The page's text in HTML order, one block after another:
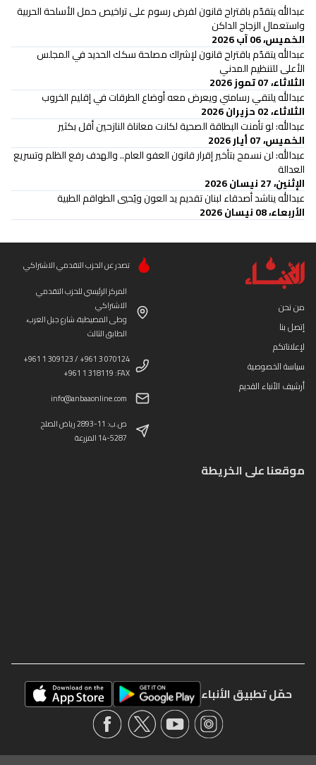
عبدالله يتقدّم باقتراح قانون لفرض رسوم على تراخيص حمل الأسلحة الحربية
واستعمال الزجاج الداكن
الخميس، 06 آب 2026
عبدالله يتقدّم باقتراح قانون لإشراك مصلحة سكك الحديد في المجلس
الأعلى للتنظيم المدني
الثلاثاء، 07 تموز 2026
عبدالله يلتقي رسامني ويعرض معه أوضاع الطرقات في إقليم الخروب
الثلاثاء، 02 حزيران 2026
عبدالله: لو تأمنت البطاقة الصحية لكانت معاناة النازحين أقل بكثير
الخميس، 07 أيار 2026
عبدالله: لن نسمح بتأخير إقرار قانون العفو العام.. والهدف رفع الظلم وتسريع
العدالة
الإثنين، 27 نيسان 2026
عبدالله يناشد أصدقاء لبنان تقديم يد العون ويُحيي الطواقم الطبية
الأربعاء، 08 نيسان 2026
من نحن
إتصل بنا
لإعلاناتكم
سياسة الخصوصية
أرشيف الأنباء القديم
تصدر عن الحزب التقدمي الاشتراكي
المركز الرئيسي للحزب التقدمي
الاشتراكي
وطى المصيطبة، شارع جبل العرب،
الطابق الثالث
+961 1 309123 / +961 3 070124
+961 1 318119 :FAX
info@anbaaonline.com
ص.ب: 11-2893 رياض الصلح
14-5287 المزرعة
موقعنا على الخريطة
حمّل تطبيق الأنباء